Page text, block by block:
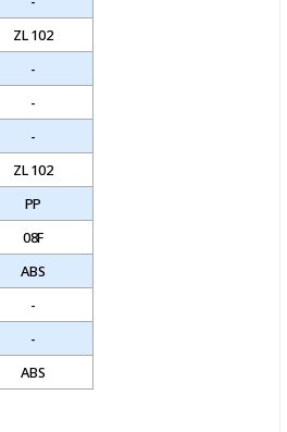
ZL 102
-
-
-
ZL 102
PP
08F
ABS
-
-
ABS